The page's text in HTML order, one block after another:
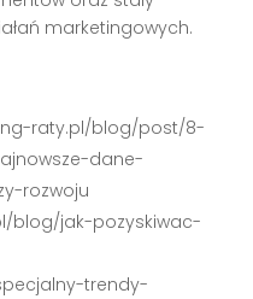
marketingowych.
raty.pl/blog/post/8-
dane-
rozwoju
blog/jak-pozyskiwac-
trendy-